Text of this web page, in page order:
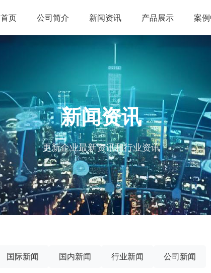
首页 公司简介 新闻资讯 产品展示 案
新闻资讯
更新企业最新资讯和行业资讯
国际新闻 国内新闻 行业新闻 公司新闻